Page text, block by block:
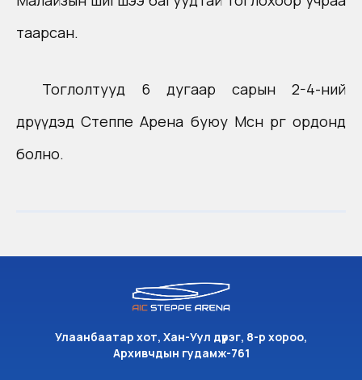
таарсан.
Тоглолтууд 6 дугаар сарын 2-4-ний
өдрүүдэд Степпе Арена буюу Мөсөн өргөө ордонд
болно.
Улаанбаатар хот, Хан-Уул дүүрэг, 8-р хороо,
Архивчдын гудамж-761